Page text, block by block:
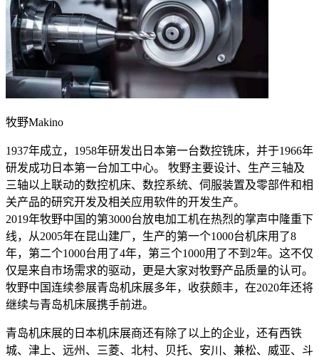
牧野Makino
1937年成立，1958年研发出日本第一台数控铣床，并于1966年
研发成功日本第一台加工中心。 牧野主要设计、生产三轴及
三轴以上联动的数控机床、数控系统、伺服装置及零部件和相
关产品的研究开发及相关应用软件的开发生产。
2019年牧野中国的第3000台放电加工机在热烈的掌声中隆重下
线，从2005年在昆山建厂，生产的第一个1000台机床用了8
年，第二个1000台用了4年，第三个1000用了不到2年。这不仅
仅是来自市场需求的驱动，更是大家对牧野产品质量的认可。
牧野中国连续参展青岛机床展多年，收获颇丰，在2020年还将
继续与青岛机床展携手前进。
青岛机床展的日本机床展商还有除了以上的企业，还有西铁
城、津上、远州、三菱、北村、贝托、安川、兼松、威亚、斗